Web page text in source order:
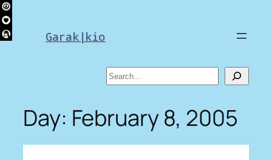
Skip
to
content Garak|kio
Search
Day: February 8, 2005